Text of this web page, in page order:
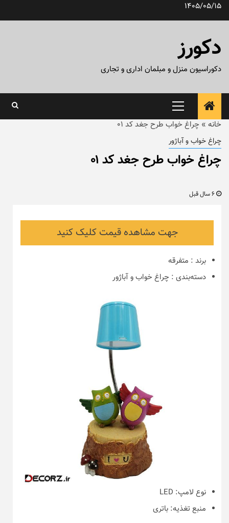
پرش1405/05/15
دکورز
دکوراسیون منزل و مبلمان اداری و تجاری
منوی
اصلی
خانه » چراغ خواب طرح جغد کد ۰۱
چراغ خواب و آباژور
چراغ خواب طرح جغد کد ۰۱
جهت مشاهده قیمت کلیک کنید
برند : متفرقه
دسته‌بندی : چراغ خواب و آباژور
نوع لامپ: LED
منبع تغذیه: باتری